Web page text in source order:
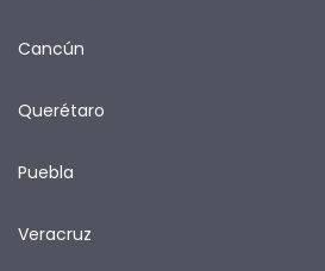
Cancún
Querétaro
Puebla
Veracruz